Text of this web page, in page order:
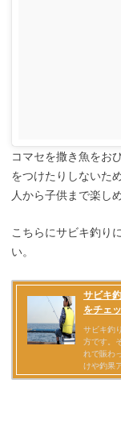
コマセを撒き魚をお
をつけたりしないた
人から子供まで楽し
こちらにサビキ釣り
い。